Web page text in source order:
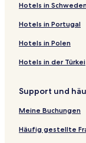
Hotels in
Hotels in Portugal
Hotels in Polen
Hotels in der Türkei
Support und
Meine Buchungen
Häufig gestellte